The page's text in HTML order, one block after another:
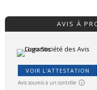
AVIS À
VOIR L'ATTESTATION
Avis soumis à un contrôle